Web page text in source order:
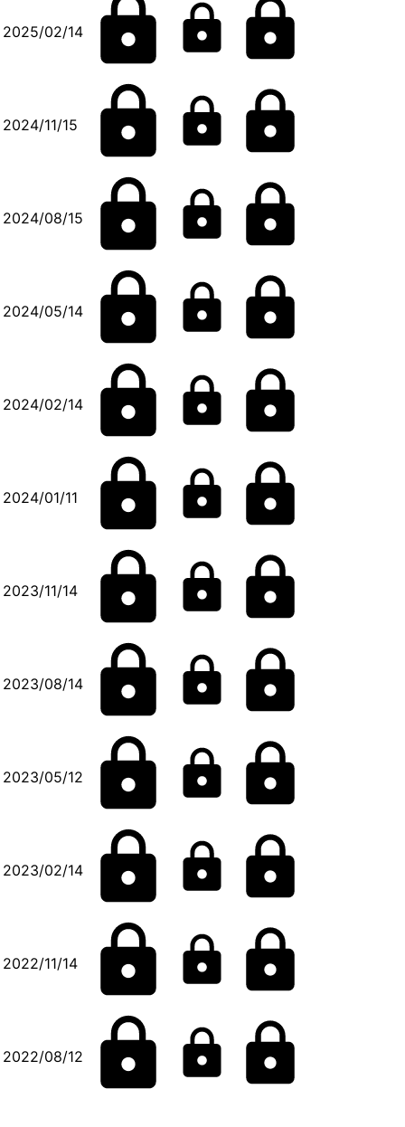
2025/02/14
2024/11/15
2024/08/15
2024/05/14
2024/02/14
2024/01/11
2023/11/14
2023/08/14
2023/05/12
2023/02/14
2022/11/14
2022/08/12